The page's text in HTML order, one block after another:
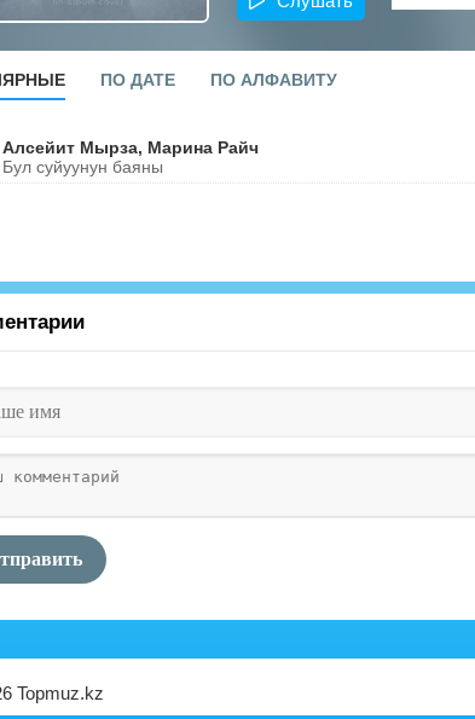
ПО ДАТЕ ПО АЛФАВИТУ
Алсейит Мырза, Марина Райч
Бул суйуунун баяны
Topmuz.kz